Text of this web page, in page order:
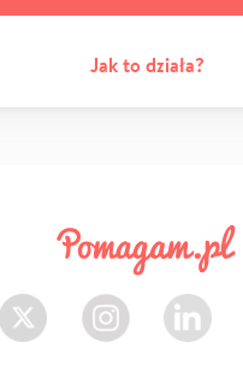
Jak to działa?
Twitter Instagram LinkedIn